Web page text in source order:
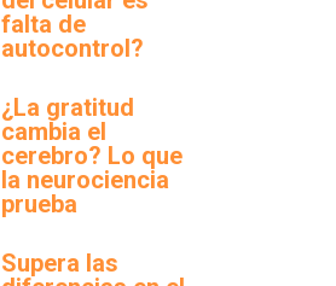
falta de
autocontrol?
¿La gratitud
cambia el
cerebro? Lo que
la neurociencia
prueba
Supera las